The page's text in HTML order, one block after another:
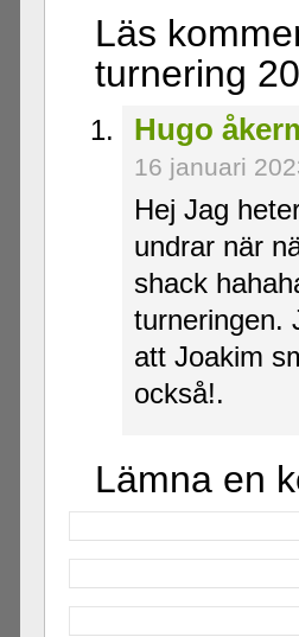
Läs
turnering
Hugo
16 januari
Hej Jag
undrar när
shack
turneringen.
att Joakim
också!.
Lämna en